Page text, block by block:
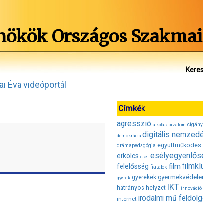
Országos
Éva videóportál
Címkék
agresszió alkotás bizalom
demokrácia digitális
drámapedagógia együttműködés
erkölcs eset
felelősség fiatalok film
gyerek gyerekek
hátrányos helyzet IKT innováció
internet irodalmi mű